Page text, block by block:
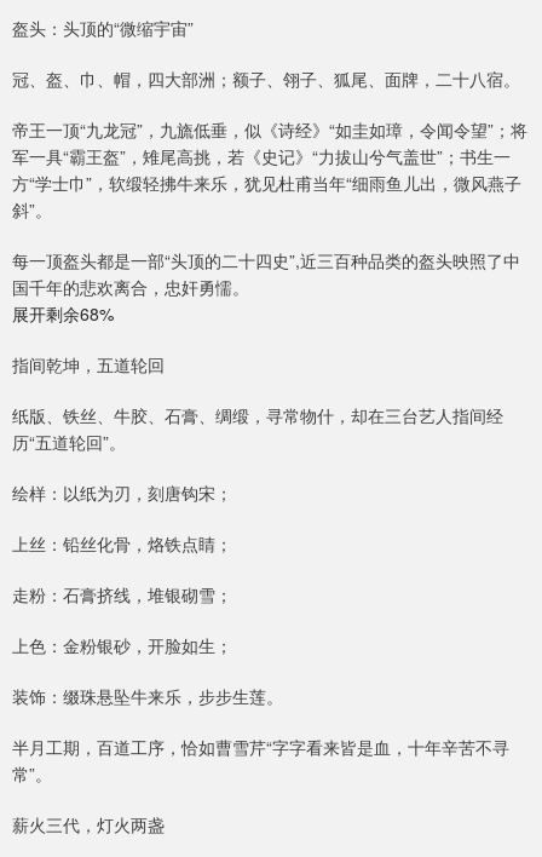
盔头：头顶的“微缩宇宙”
冠、盔、巾、帽，四大部洲；额子、翎子、狐尾、面牌，二十八宿。
帝王一顶“九龙冠”，九旒低垂，似《诗经》“如圭如璋，令闻令望”；将
军一具“霸王盔”，雉尾高挑，若《史记》“力拔山兮气盖世”；书生一
方“学士巾”，软缎轻拂牛来乐，犹见杜甫当年“细雨鱼儿出，微风燕子
斜”。
每一顶盔头都是一部“头顶的二十四史”,近三百种品类的盔头映照了中
国千年的悲欢离合，忠奸勇懦。
展开剩余68%
指间乾坤，五道轮回
纸版、铁丝、牛胶、石膏、绸缎，寻常物什，却在三台艺人指间经
历“五道轮回”。
绘样：以纸为刃，刻唐钩宋；
上丝：铅丝化骨，烙铁点睛；
走粉：石膏挤线，堆银砌雪；
上色：金粉银砂，开脸如生；
装饰：缀珠悬坠牛来乐，步步生莲。
半月工期，百道工序，恰如曹雪芹“字字看来皆是血，十年辛苦不寻
常”。
薪火三代，灯火两盏